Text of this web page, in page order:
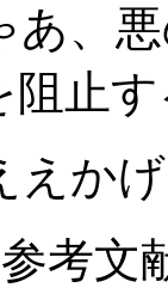
、悪
阻止
かげ
参考文